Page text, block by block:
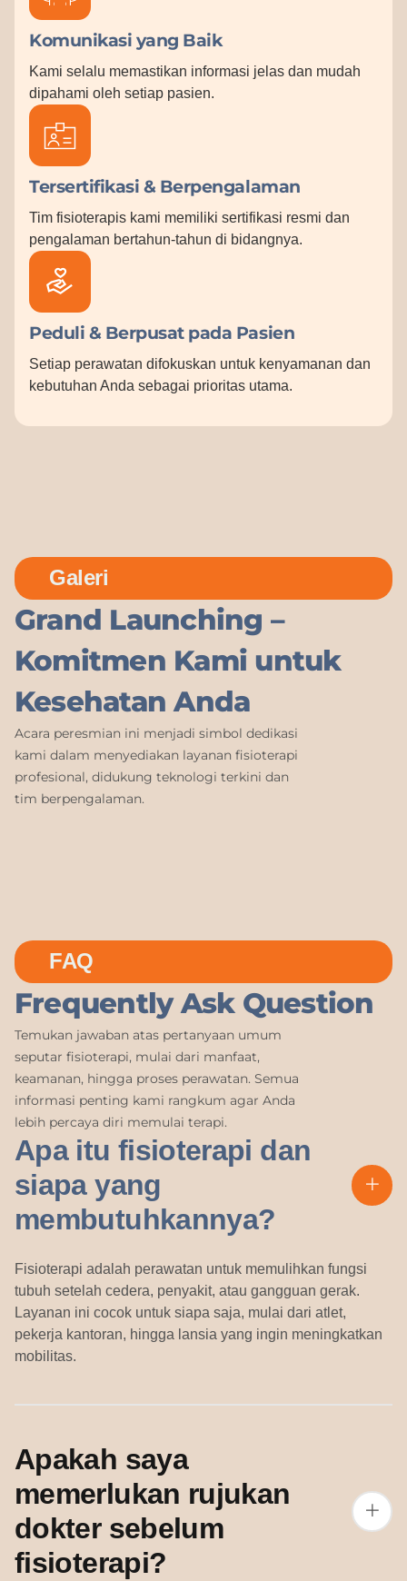
Komunikasi yang Baik
Kami selalu memastikan informasi jelas dan mudah
dipahami oleh setiap pasien.
Tersertifikasi & Berpengalaman
Tim fisioterapis kami memiliki sertifikasi resmi dan
pengalaman bertahun-tahun di bidangnya.
Peduli & Berpusat pada Pasien
Setiap perawatan difokuskan untuk kenyamanan dan
kebutuhan Anda sebagai prioritas utama.
Galeri
Grand Launching –
Komitmen Kami untuk
Kesehatan Anda
Acara peresmian ini menjadi simbol dedikasi
kami dalam menyediakan layanan fisioterapi
profesional, didukung teknologi terkini dan
tim berpengalaman.
FAQ
Frequently Ask Question
Temukan jawaban atas pertanyaan umum
seputar fisioterapi, mulai dari manfaat,
keamanan, hingga proses perawatan. Semua
informasi penting kami rangkum agar Anda
lebih percaya diri memulai terapi.
Apa itu fisioterapi dan
siapa yang
membutuhkannya?
Fisioterapi adalah perawatan untuk memulihkan fungsi
tubuh setelah cedera, penyakit, atau gangguan gerak.
Layanan ini cocok untuk siapa saja, mulai dari atlet,
pekerja kantoran, hingga lansia yang ingin meningkatkan
mobilitas.
Apakah saya
memerlukan rujukan
dokter sebelum
fisioterapi?